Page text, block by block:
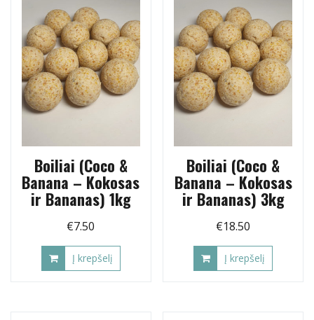
Boiliai (Coco &
Banana – Kokosas
ir Bananas) 1kg
€7.50
Į krepšelį
Boiliai (Coco &
Banana – Kokosas
ir Bananas) 3kg
€18.50
Į krepšelį